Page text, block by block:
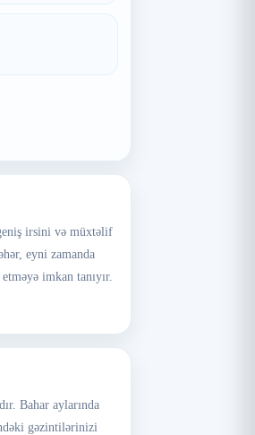
irsini və müxtəlif
eyni zamanda
imkan tanıyır.
Bahar aylarında
gəzintilərinizi